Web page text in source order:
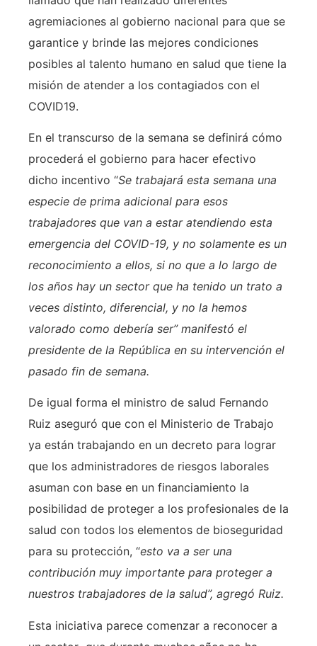
agremiaciones al gobierno nacional para que se
garantice y brinde las mejores condiciones
posibles al talento humano en salud que tiene la
misión de atender a los contagiados con el
COVID19.
En el transcurso de la semana se definirá cómo
procederá el gobierno para hacer efectivo
dicho incentivo “Se trabajará esta semana una
especie de prima adicional para esos
trabajadores que van a estar atendiendo esta
emergencia del COVID-19, y no solamente es un
reconocimiento a ellos, si no que a lo largo de
los años hay un sector que ha tenido un trato a
veces distinto, diferencial, y no la hemos
valorado como debería ser” manifestó el
presidente de la República en su intervención el
pasado fin de semana.
De igual forma el ministro de salud Fernando
Ruiz aseguró que con el Ministerio de Trabajo
ya están trabajando en un decreto para lograr
que los administradores de riesgos laborales
asuman con base en un financiamiento la
posibilidad de proteger a los profesionales de la
salud con todos los elementos de bioseguridad
para su protección, “esto va a ser una
contribución muy importante para proteger a
nuestros trabajadores de la salud”, agregó Ruiz.
Esta iniciativa parece comenzar a reconocer a